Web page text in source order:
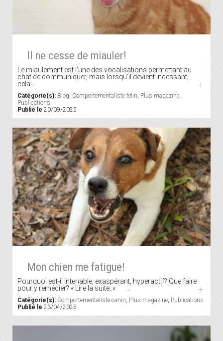
Il ne cesse de miauler!
Le miaulement est l’une des vocalisations permettant au
chat de communiquer, mais lorsqu’il devient incessant,
cela…
+
Catégorie(s): Blog Comportementaliste félin Plus magazine
Publications
Publié le 20/09/2025
Mon chien me fatigue!
Pourquoi est-il intenable, exaspérant, hyperactif? Que faire
pour y remédier? « Lire la suite..« …
+
Catégorie(s): Comportementaliste canin Plus magazine Publications
Publié le 23/04/2025